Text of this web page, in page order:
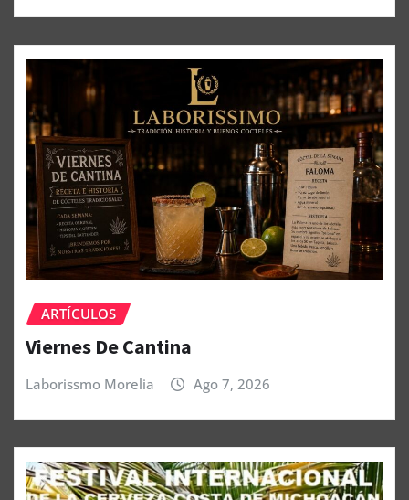
ARTÍCULOS
Viernes De Cantina
Laborissmo Morelia Ago 7, 2026